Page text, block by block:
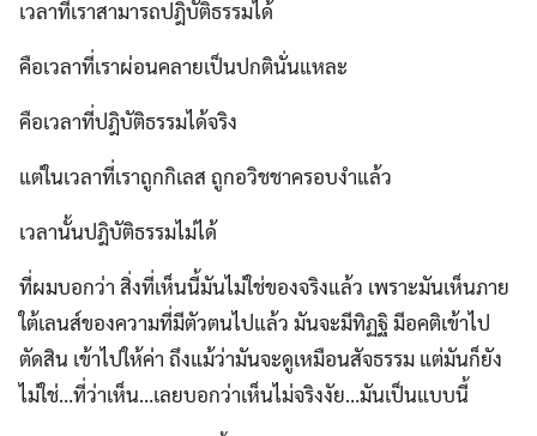
เวลาที่เราสามารถปฎิบัติธรรมได้
คือเวลาที่เราผ่อนคลายเป็นปกตินั่นแหละ
คือเวลาที่ปฎิบัติธรรมได้จริง
แต่ในเวลาที่เราถูกกิเลส ถูกอวิชชาครอบงำแล้ว
เวลานั้นปฎิบัติธรรมไม่ได้
ที่ผมบอกว่า สิ่งที่เห็นนี้มันไม่ใช่ของจริงแล้ว เพราะมันเห็นภาย
ใต้เลนส์ของความที่มีตัวตนไปแล้ว มันจะมีทิฏฐิ มีอคติเข้าไป
ตัดสิน เข้าไปให้ค่า ถึงแม้ว่ามันจะดูเหมือนสัจธรรม แต่มันก็ยัง
ไม่ใช่…ที่ว่าเห็น…เลยบอกว่าเห็นไม่จริงงัย…มันเป็นแบบนี้